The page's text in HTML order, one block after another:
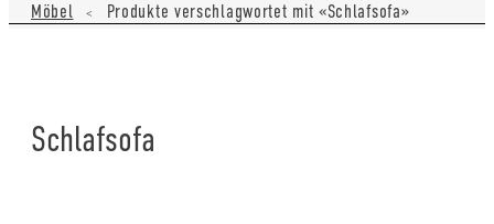
Möbel < Produkte verschlagwortet mit «Schlafsofa»
Schlafsofa